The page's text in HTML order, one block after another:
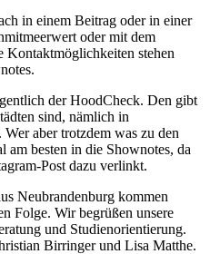
in einem Beitrag oder in einer
oder mit dem
Kontaktmöglichkeiten stehen
der HoodCheck. Den gibt
sind, nämlich in
aber trotzdem was zu den
am besten in die Shownotes, da
Post dazu verlinkt.
Neubrandenburg kommen
Folge. Wir begrüßen unsere
und Studienorientierung.
Birringer und Lisa Matthe.